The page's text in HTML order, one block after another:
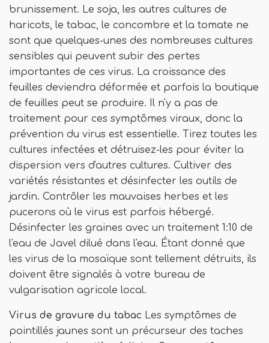
brunissement. Le soja, les autres cultures de
haricots, le tabac, le concombre et la tomate ne
sont que quelques-unes des nombreuses cultures
sensibles qui peuvent subir des pertes
importantes de ces virus. La croissance des
feuilles deviendra déformée et parfois la boutique
de feuilles peut se produire. Il n'y a pas de
traitement pour ces symptômes viraux, donc la
prévention du virus est essentielle. Tirez toutes les
cultures infectées et détruisez-les pour éviter la
dispersion vers d'autres cultures. Cultiver des
variétés résistantes et désinfecter les outils de
jardin. Contrôler les mauvaises herbes et les
pucerons où le virus est parfois hébergé.
Désinfecter les graines avec un traitement 1:10 de
l'eau de Javel dilué dans l'eau. Étant donné que
les virus de la mosaïque sont tellement détruits, ils
doivent être signalés à votre bureau de
vulgarisation agricole local.
Virus de gravure du tabac Les symptômes de
pointillés jaunes sont un précurseur des taches